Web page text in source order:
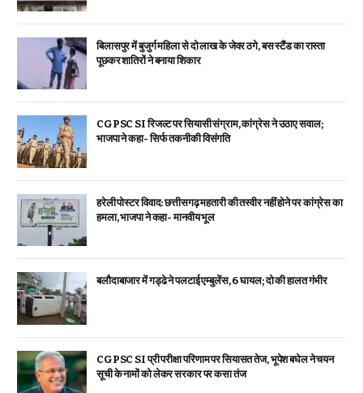
बिलासपुर में बुजुर्ग महिला से दो लाख के जेवर ठगे, बस स्टैंड का रास्ता
पूछकर शातिरों ने बनाया शिकार
CGPSC SI रिजल्ट पर सियासी संग्राम, कांग्रेस ने उठाए सवाल;
भाजपा ने कहा- सिर्फ तकनीकी विसंगति
हरेली पोस्टर विवाद: छत्तीसगढ़ महतारी की तस्वीर नहीं होने पर कांग्रेस का
हमला, भाजपा ने कहा- मानवीय भूल
बलौदाबाजार में गड्ढे ने पलटाई एम्बुलेंस, 6 घायल; दो की हालत गंभीर
CGPSC SI प्री परीक्षा परिणाम पर सियासत तेज, भूपेश बघेल ने चयन
सूची के नामों को लेकर सरकार पर कसा तंज